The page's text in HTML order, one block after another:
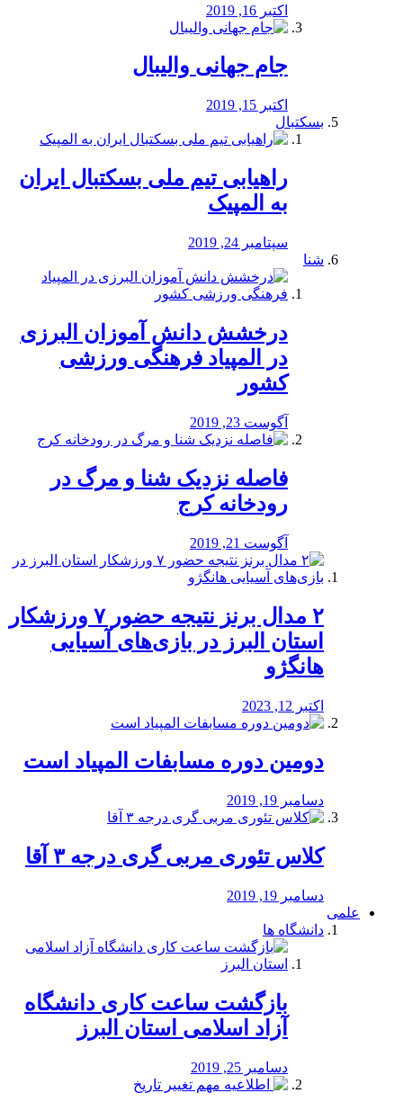
اکتبر 16, 2019
جام جهانی والیبال
اکتبر 15, 2019
بسکتبال
راهیابی تیم ملی بسکتبال ایران
به المپیک
سپتامبر 24, 2019
شنا
درخشش دانش آموزان البرزی
در المپیاد فرهنگی ورزشی
کشور
آگوست 23, 2019
️فاصله نزدیک شنا و مرگ در
رودخانه کرج
آگوست 21, 2019
۲ مدال برنز نتیجه حضور ۷ ورزشکار
استان البرز در بازی‌های آسیایی
هانگژو
اکتبر 12, 2023
دومین دوره مسابفات المپیاد است
دسامبر 19, 2019
کلاس تئوری مربی گری درجه ۳ آقا
دسامبر 19, 2019
علمی
دانشگاه ها
بازگشت ساعت کاری دانشگاه
آزاد اسلامی استان البرز
دسامبر 25, 2019